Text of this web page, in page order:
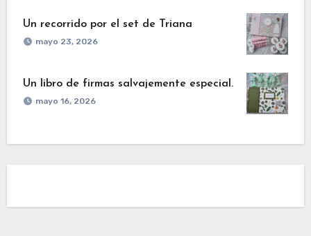
Un recorrido por el set de Triana
mayo 23, 2026
Un libro de firmas salvajemente especial.
mayo 16, 2026